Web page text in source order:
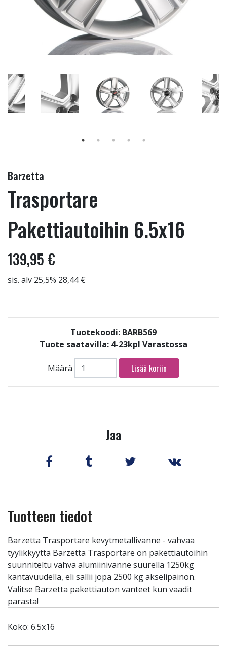
Barzetta
Trasportare
Pakettiautoihin 6.5x16
139,95 €
sis. alv 25,5% 28,44 €
Tuotekoodi: BARB569
Tuote saatavilla: 4-23kpl Varastossa
Määrä Lisää koriin
Jaa
Tuotteen tiedot
Barzetta Trasportare kevytmetallivanne - vahvaa
tyylikkyyttä Barzetta Trasportare on pakettiautoihin
suunniteltu vahva alumiinivanne suurella 1250kg
kantavuudella, eli sallii jopa 2500 kg akselipainon.
Valitse Barzetta pakettiauton vanteet kun vaadit
parasta!
Koko: 6.5x16